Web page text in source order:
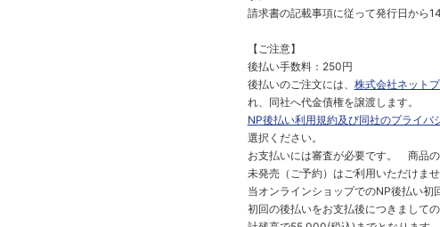
請求書の記載事項に従って発行日から
【ご注意】
後払い手数料：250円
後払いのご注文には、 株式会社ネット
れ、同社へ代金債権を譲渡します。
NP後払い利用規約及び同社のプライバ
選択ください。
お支払いには審査が必要です。 商品の
未発売（ご予約）はご利用いただけませ
当オンラインショップでのNP後払い初
初回の後払いをお支払後につきまして